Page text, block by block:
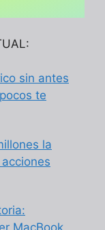
sin antes
te
la
MacBook